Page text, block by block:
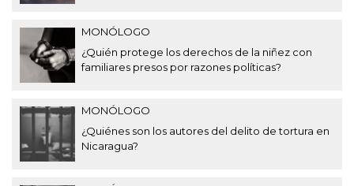
MONÓLOGO
¿Quién protege los derechos de la niñez con
familiares presos por razones políticas?
MONÓLOGO
¿Quiénes son los autores del delito de tortura en
Nicaragua?